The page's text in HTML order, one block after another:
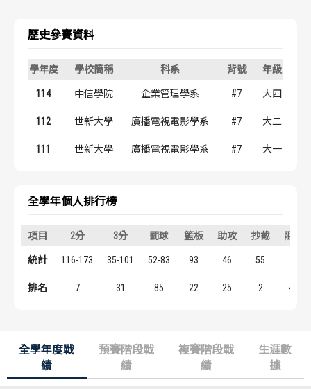
歷屆冠軍
歷屆個人獎得主
歷屆冠軍
歷屆個人獎得主
歷史參賽資料
學年度 學校簡稱 科系 背號 年級
114 中信學院 企業管理學系 #7 大四
112 世新大學 廣播電視電影學系 #7 大二
111 世新大學 廣播電視電影學系 #7 大一
全學年個人排行榜
項目 2分 3分 罰球 籃板 助攻 抄截 阻攻
統計 116-173 35-101 52-83 93 46 55
排名 7 31 85 22 25 2 41
全學年度戰
績
預賽階段戰
績
複賽階段戰
績
生涯數
據